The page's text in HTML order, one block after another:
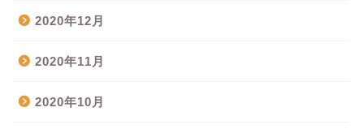
2020年12月
2020年11月
2020年10月